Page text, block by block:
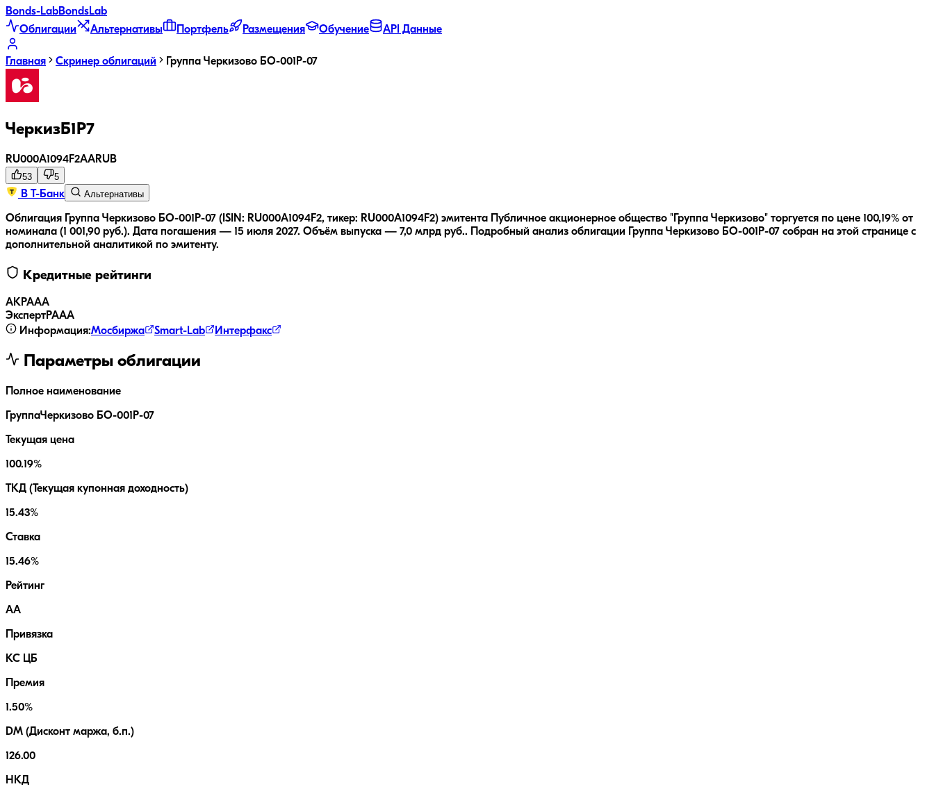
Bonds-LabBondsLab
Облигации
Альтернативы Портфель Размещения Обучение API Данные
Главная Скринер облигаций Группа Черкизово БО-001Р-07
ЧеркизБ1P7
RU000A1094F2AARUB
53 5
В Т-Банк Альтернативы
Облигация Группа Черкизово БО-001Р-07 (ISIN: RU000A1094F2, тикер: RU000A1094F2) эмитента Публичное акционерное общество "Группа Черкизово" торгуется по цене 100,19% от
номинала (1 001,90 руб.). Дата погашения — 15 июля 2027. Объём выпуска — 7,0 млрд руб.. Подробный анализ облигации Группа Черкизово БО-001Р-07 собран на этой странице с
дополнительной аналитикой по эмитенту.
Кредитные рейтинги
АКРАAA
ЭкспертРАAA
Информация:Мосбиржа Smart-Lab Интерфакс
Параметры облигации
Полное наименование
ГруппаЧеркизово БО-001Р-07
Текущая цена
100.19%
ТКД (Текущая купонная доходность)
15.43%
Ставка
15.46%
Рейтинг
AA
Привязка
КС ЦБ
Премия
1.50%
DM (Дисконт маржа, б.п.)
126.00
НКД